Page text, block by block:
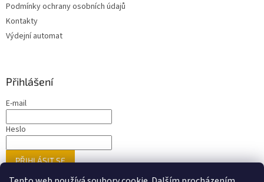
Podmínky ochrany osobních údajů
Kontakty
Výdejní automat
Přihlášení
E-mail
Heslo
PŘIHLÁSIT SE
Nová registraceZapomenuté heslo